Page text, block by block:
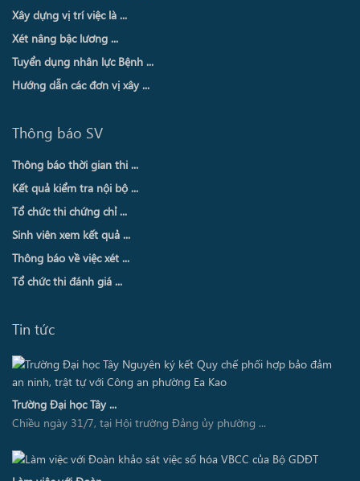
Xây dựng vị trí việc là ...
Xét nâng bậc lương ...
Tuyển dụng nhân lực Bệnh ...
Hướng dẫn các đơn vị xây ...
Thông báo SV
Thông báo thời gian thi ...
Kết quả kiểm tra nội bộ ...
Tổ chức thi chứng chỉ ...
Sinh viên xem kết quả ...
Thông báo về việc xét ...
Tổ chức thi đánh giá ...
Tin tức
Trường Đại học Tây ...
Chiều ngày 31/7, tại Hội trường Đảng ủy phường ...